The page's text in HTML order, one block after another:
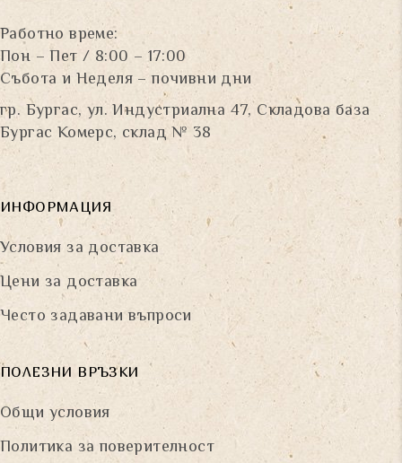
Работно време:
Пон – Пет / 8:00 – 17:00
Събота и Неделя – почивни дни
гр. Бургас, ул. Индустриална 47, Складова база
Бургас Комерс, склад № 38
ИНФОРМАЦИЯ
Условия за доставка
Цени за доставка
Често задавани въпроси
ПОЛЕЗНИ ВРЪЗКИ
Общи условия
Политика за поверителност